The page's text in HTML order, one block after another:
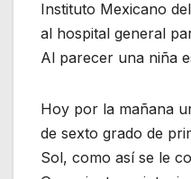
Instituto Mexicano
al hospital general
Al parecer una niña
Hoy por la mañana
de sexto grado de
Sol, como así se le